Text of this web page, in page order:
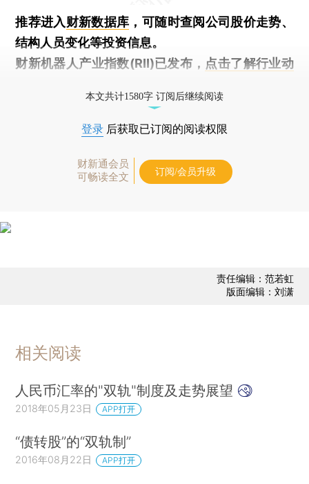
推荐进入财新数据库 ，可随时查阅公司股价走势、
结构人员变化等投资信息。
财新机器人产业指数(RII)已发布， 点击了解行业动
本文共计1580字 订阅后继续阅读
登录 后获取已订阅的阅读权限
财新通会员
可畅读全文
订阅/会员升级
责任编辑：范若虹
版面编辑：刘潇
相关阅读
人民币汇率的"双轨"制度及走势展望
2018年05月23日 APP打开
“债转股”的“双轨制”
2016年08月22日 APP打开